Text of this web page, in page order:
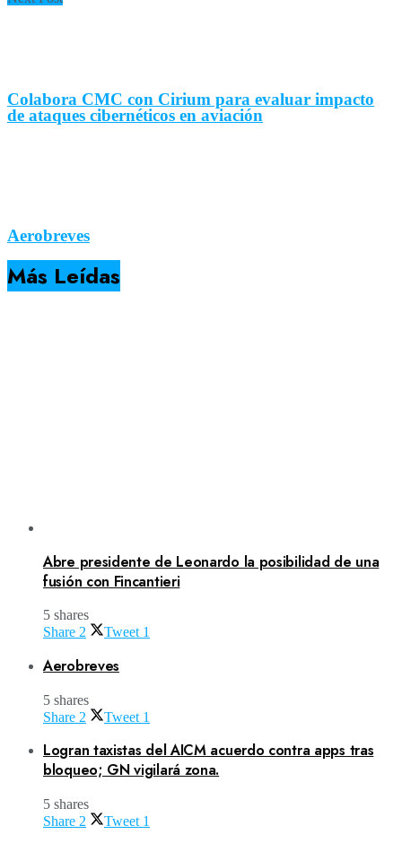
Colabora CMC con Cirium para evaluar impacto
de ataques cibernéticos en aviación
Aerobreves
Más Leídas
Abre presidente de Leonardo la posibilidad de una
fusión con Fincantieri
5 shares
Share 2 Tweet 1
Aerobreves
5 shares
Share 2 Tweet 1
Logran taxistas del AICM acuerdo contra apps tras
bloqueo; GN vigilará zona.
5 shares
Share 2 Tweet 1